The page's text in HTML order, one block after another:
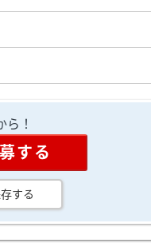
ら！
する
する